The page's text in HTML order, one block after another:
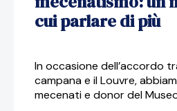
cui parlare di più
In occasione dell’accordo
campana e il Louvre,
mecenati e donor del